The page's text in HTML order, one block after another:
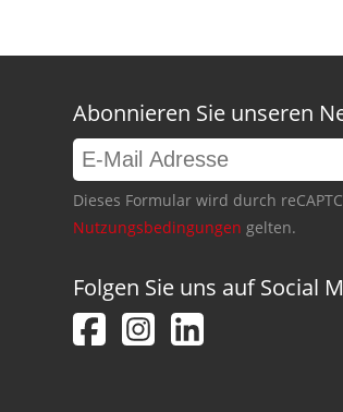
Abonnieren Sie unseren
Dieses Formular wird durch
Nutzungsbedingungen gelten.
Folgen Sie uns auf Social